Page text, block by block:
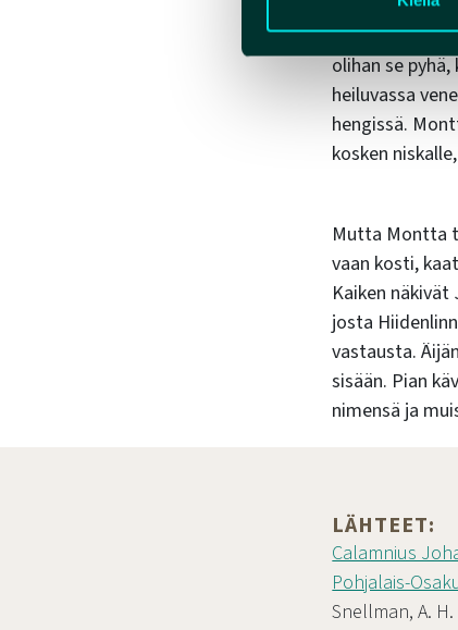
mies. Tarina
koskenlaskija,
olihan se
heiluvassa
hengissä.
kosken
Mutta Montta
vaan kosti,
Kaiken näkivät
josta
vastausta.
sisään. Pian
nimensä ja
LÄHTEET:
Calamnius
Pohjalais-
Snellman, A.